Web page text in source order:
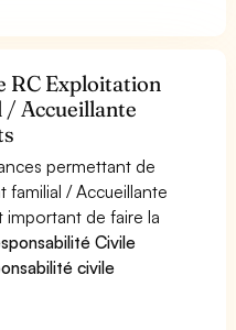
RC Exploitation
Accueillante
permettant de
familial / Accueillante
important de faire la
Civile
civile